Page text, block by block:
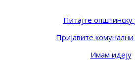
Питајте општинску
Пријавите
Имам идеју